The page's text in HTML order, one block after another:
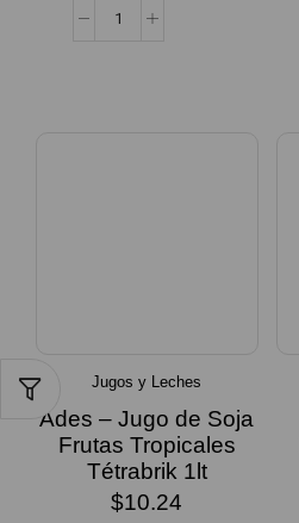
Jugos y Leches
Ades – Jugo de Soja
Frutas Tropicales
Tétrabrik 1lt
$10.24